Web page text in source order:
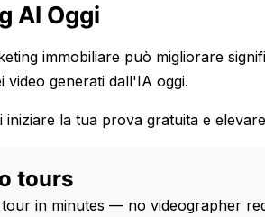
AI Oggi
immobiliare può migliorare
video generati dall'IA oggi.
la tua prova gratuita e
tours
in minutes — no videographer